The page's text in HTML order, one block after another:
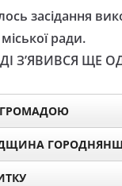
засідання
ради.
З’ЯВИВСЯ ЩЕ